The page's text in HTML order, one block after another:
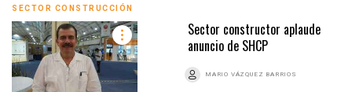
SECTOR CONSTRUCCIÓN
Sector constructor aplaude
anuncio de SHCP
MARIO VÁZQUEZ BARRIOS